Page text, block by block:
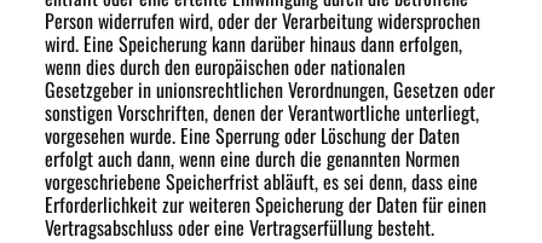
Person widerrufen wird, oder der Verarbeitung widersprochen
wird. Eine Speicherung kann darüber hinaus dann erfolgen,
wenn dies durch den europäischen oder nationalen
Gesetzgeber in unionsrechtlichen Verordnungen, Gesetzen oder
sonstigen Vorschriften, denen der Verantwortliche unterliegt,
vorgesehen wurde. Eine Sperrung oder Löschung der Daten
erfolgt auch dann, wenn eine durch die genannten Normen
vorgeschriebene Speicherfrist abläuft, es sei denn, dass eine
Erforderlichkeit zur weiteren Speicherung der Daten für einen
Vertragsabschluss oder eine Vertragserfüllung besteht.